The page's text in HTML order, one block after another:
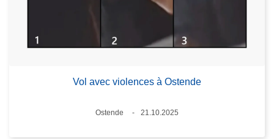
Vol avec violences à Ostende
Standort
Ostende
21.10.2025